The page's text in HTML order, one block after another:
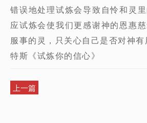
错误地处理试炼会导致自怜和灵
应试炼会使我们更感谢神的恩惠
服事的灵，只关心自己是否对神
特斯《试炼你的信心》
上一篇